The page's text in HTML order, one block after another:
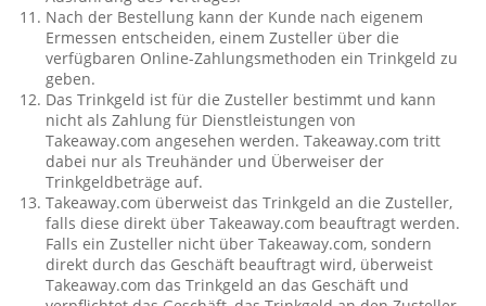
Nach der Bestellung kann der Kunde nach eigenem
Ermessen entscheiden, einem Zusteller über die
verfügbaren Online-Zahlungsmethoden ein Trinkgeld zu
geben.
Das Trinkgeld ist für die Zusteller bestimmt und kann
nicht als Zahlung für Dienstleistungen von
Takeaway.com angesehen werden. Takeaway.com tritt
dabei nur als Treuhänder und Überweiser der
Trinkgeldbeträge auf.
Takeaway.com überweist das Trinkgeld an die Zusteller,
falls diese direkt über Takeaway.com beauftragt werden.
Falls ein Zusteller nicht über Takeaway.com, sondern
direkt durch das Geschäft beauftragt wird, überweist
Takeaway.com das Trinkgeld an das Geschäft und